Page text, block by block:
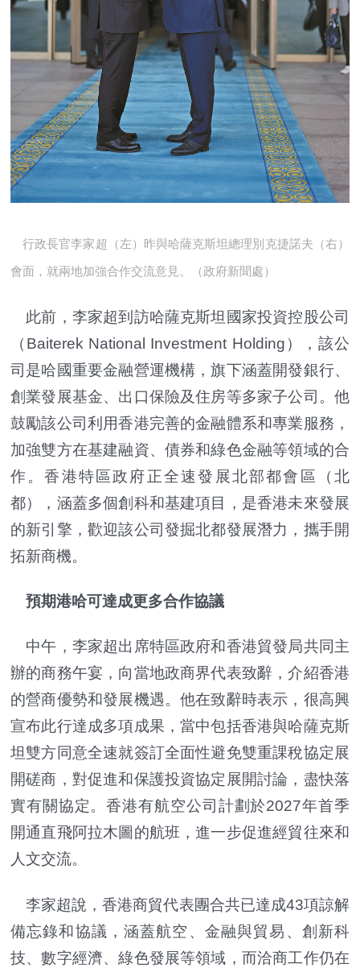
行政長官李家超（左）昨與哈薩克斯坦總理別克捷諾夫（右）
會面，就兩地加強合作交流意見。（政府新聞處）
此前，李家超到訪哈薩克斯坦國家投資控股公司
（Baiterek National Investment Holding），該公
司是哈國重要金融營運機構，旗下涵蓋開發銀行、
創業發展基金、出口保險及住房等多家子公司。他
鼓勵該公司利用香港完善的金融體系和專業服務，
加強雙方在基建融資、債券和綠色金融等領域的合
作。香港特區政府正全速發展北部都會區（北
都），涵蓋多個創科和基建項目，是香港未來發展
的新引擎，歡迎該公司發掘北都發展潛力，攜手開
拓新商機。
預期港哈可達成更多合作協議
中午，李家超出席特區政府和香港貿發局共同主
辦的商務午宴，向當地政商界代表致辭，介紹香港
的營商優勢和發展機遇。他在致辭時表示，很高興
宣布此行達成多項成果，當中包括香港與哈薩克斯
坦雙方同意全速就簽訂全面性避免雙重課稅協定展
開磋商，對促進和保護投資協定展開討論，盡快落
實有關協定。香港有航空公司計劃於2027年首季
開通直飛阿拉木圖的航班，進一步促進經貿往來和
人文交流。
李家超說，香港商貿代表團合共已達成43項諒解
備忘錄和協議，涵蓋航空、金融與貿易、創新科
技、數字經濟、綠色發展等領域，而洽商工作仍在